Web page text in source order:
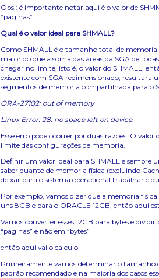
Obs.: é importante notar aqui é o valor de
“paginas”.
Qual é o valor ideal para SHMALL?
Como SHMALL é o tamanho total de
maior do que a soma das áreas da SGA de
chegar no limite, isto é, o valor do SHMALL,
existente com SGA redimensionado, resultara
segmentos de memoria compartilhada para o
ORA-27102: out of memory
Linux Error: 28: no space left on device.
Esse erro pode ocorrer por duas razões. O
limite das configurações de memoria.
Definir um valor ideal para SHMALL é sempre
saber quanto de memoria física (excluindo
deixar para o sistema operacional trabalhar e
Por exemplo, vamos dizer que a memoria
uns 8GB e para o ORACLE 12GB, então aqui
Vamos converter esses 12GB para bytes e
“paginas” e não em “bytes”
então aqui vai o calculo.
Primeiramente vamos determinar o tamanho
padrão recomendado e na maioria dos casos